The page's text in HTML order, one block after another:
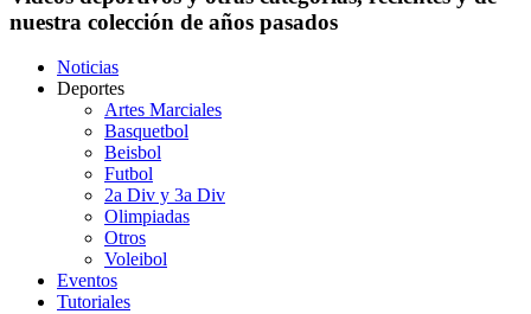
nuestra colección de años pasados
Noticias
Deportes
Artes Marciales
Basquetbol
Beisbol
Futbol
2a Div y 3a Div
Olimpiadas
Otros
Voleibol
Eventos
Tutoriales